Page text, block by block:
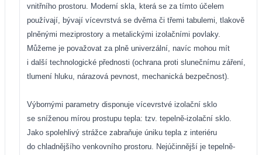
vnitřního prostoru. Moderní skla, která se za tímto účelem
používají, bývají vícevrstvá se dvěma či třemi tabulemi, tlakově
plněnými meziprostory a metalickými izolačními povlaky.
Můžeme je považovat za plně univerzální, navíc mohou mít
i další technologické přednosti (ochrana proti slunečnímu záření,
tlumení hluku, nárazová pevnost, mechanická bezpečnost).
Výbornými parametry disponuje vícevrstvé izolační sklo
se sníženou mírou prostupu tepla: tzv. tepelně-izolační sklo.
Jako spolehlivý strážce zabraňuje úniku tepla z interiéru
do chladnějšího venkovního prostoru. Nejúčinnější je tepelně-